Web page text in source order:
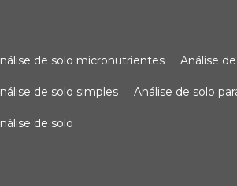
análise de solo micronutrientes análise
análise de solo simples análise de solo
análise de solo